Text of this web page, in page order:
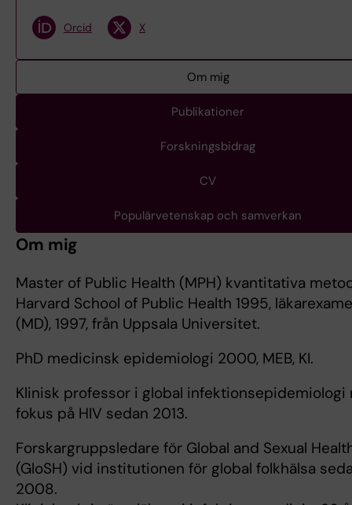
Orcid X
Om mig
Publikationer
Forskningsbidrag
CV
Populärvetenskap och samverkan
Om mig
Master of Public Health (MPH) kvantitativa
Harvard School of Public Health 1995,
(MD), 1997, från Uppsala Universitet.
PhD medicinsk epidemiologi 2000, MEB, KI.
Klinisk professor i global infektionsepidemiologi
fokus på HIV sedan 2013.
Forskargruppsledare för Global and Sexual
(GloSH) vid institutionen för global folkhälsa
2008.